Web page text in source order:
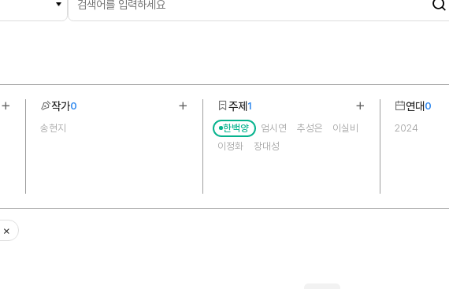
작가0
송현지
주제1
한백양
엄시연 추성은
이실비
이정화
장대성
6
연대0
2024
삭제